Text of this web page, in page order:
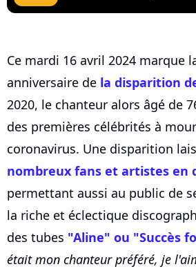
Ce mardi 16 avril 2024 marque
anniversaire de la disparition
2020, le chanteur alors âgé de
des premières célébrités à
coronavirus. Une disparition
nombreux fans et artistes en
permettant aussi au public de
la riche et éclectique
des tubes "Aline" ou "Succès
était mon chanteur préféré, je